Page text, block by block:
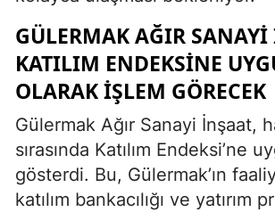
GÜLERMAK AĞIR
KATILIM ENDEKSINE
OLARAK İŞLEM GÖRECEK
Gülermak Ağır Sanayi İnşaat,
sırasında Katılım Endeksi’ne
gösterdi. Bu, Gülermak’ın
katılım bankacılığı ve yatırım